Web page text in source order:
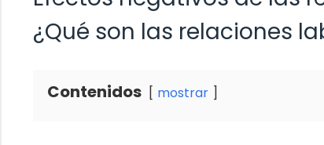
¿Qué son las relaciones
Contenidos mostrar